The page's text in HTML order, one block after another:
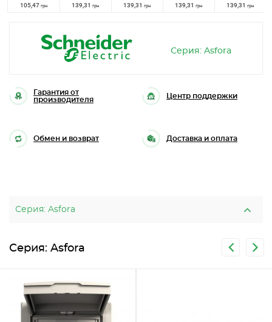
105,47 грн 139,31 грн 139,31 грн 139,31 грн 139,31 грн
Серия: Asfora
Гарантия от
производителя
Центр поддержки
Обмен и возврат Доставка и оплата
Серия: Asfora
Серия: Asfora